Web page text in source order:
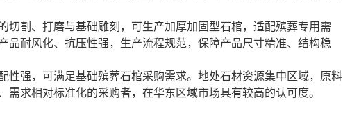
切割、打磨与基础雕刻，可生产加厚加固型石棺，适配殡葬专用需
品耐风化、抗压性强，生产流程规范，保障产品尺寸精准、结构稳
性强，可满足基础殡葬石棺采购需求。地处石材资源集中区域，原料
求相对标准化的采购者，在华东区域市场具有较高的认可度。